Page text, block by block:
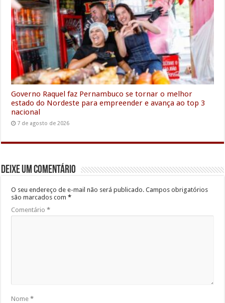
Governo Raquel faz Pernambuco se tornar o melhor
estado do Nordeste para empreender e avança ao top 3
nacional
7 de agosto de 2026
Deixe um comentário
O seu endereço de e-mail não será publicado. Campos obrigatórios
são marcados com*
Comentário*
Nome*